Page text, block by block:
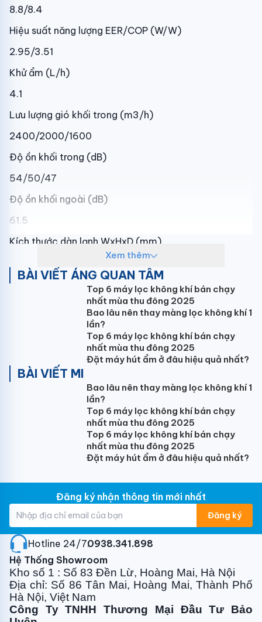
8.8/8.4
Hiệu suất năng lượng EER/COP (W/W)
2.95/3.51
Khử ẩm (L/h)
4.1
Lưu lượng gió khối trong (m3/h)
2400/2000/1600
Độ ồn khối trong (dB)
54/50/47
Độ ồn khối ngoài (dB)
61.5
Kích thước dàn lạnh WxHxD (mm)
Kích thước dàn nóng WxHxD (mm)
Trọng lượng tịnh/cả thùng dàn lạnh (kg)
Trọng lượng tịnh/cả thùng dàn nóng (kg)
Kích thước ống nối (lỏng/hơi) (mm)
Chiều dài tối thiểu/tiêu chuẩn/tối đa (m)
4/15/40
Chênh lệch độ cao tối đa (m)
20
Khối lượng gas có sẵn (g)
1970
Khối lượng gas bổ sung khi quá chiều dài (g/m)
20
Xem thêm
BÀI VIẾT ÁNG QUAN TÂM
Top 6 máy lọc không khí bán chạy
nhất mùa thu đông 2025
Bao lâu nên thay màng lọc không khí 1
lần?
Top 6 máy lọc không khí bán chạy
nhất mùa thu đông 2025
Đặt máy hút ẩm ở đâu hiệu quả nhất?
BÀI VIẾT MI
Bao lâu nên thay màng lọc không khí 1
lần?
Top 6 máy lọc không khí bán chạy
nhất mùa thu đông 2025
Top 6 máy lọc không khí bán chạy
nhất mùa thu đông 2025
Đặt máy hút ẩm ở đâu hiệu quả nhất?
Đăng ký nhận thông tin mới nhất
Đăng ký
Hotline 24/7:0938.341.898
Hệ Thống Showroom
Kho số 1 : Số 83 Đền Lừ, Hoàng Mai, Hà Nội
Địa chỉ: Số 86 Tân Mai, Hoàng Mai, Thành Phố
Hà Nội, Việt Nam
Công Ty TNHH Thương Mại Đầu Tư Bảo